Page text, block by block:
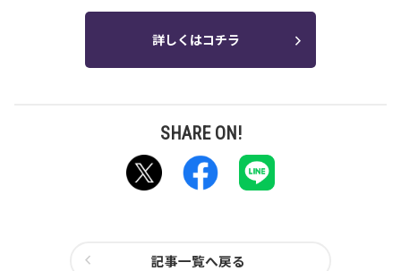
詳しくはコチラ
記事一覧へ戻る